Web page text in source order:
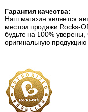
Гарантия качества:
Наш магазин является
местом продажи Rocks-
будьте на 100%
оригинальную продукцию